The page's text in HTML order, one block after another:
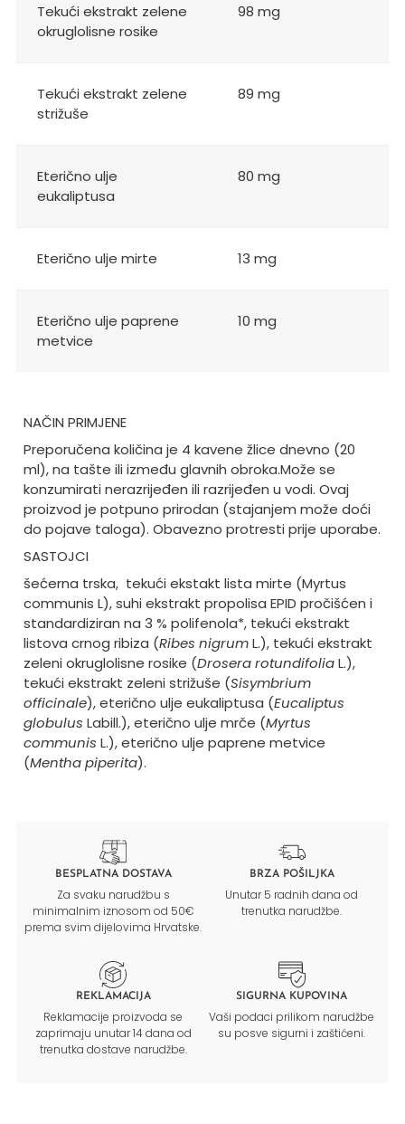
Tekući ekstrakt zelene
okruglolisne rosike
98 mg
Tekući ekstrakt zelene
strižuše
89 mg
Eterično ulje
eukaliptusa
80 mg
Eterično ulje mirte 13 mg
Eterično ulje paprene
metvice
10 mg
NAČIN PRIMJENE
Preporučena količina je 4 kavene žlice dnevno (20
ml), na tašte ili između glavnih obroka.Može se
konzumirati nerazrijeđen ili razrijeđen u vodi. Ovaj
proizvod je potpuno prirodan (stajanjem može doći
do pojave taloga). Obavezno protresti prije uporabe.
SASTOJCI
šećerna trska, tekući ekstakt lista mirte (Myrtus
communis L), suhi ekstrakt propolisa EPID pročišćen i
standardiziran na 3 % polifenola*, tekući ekstrakt
listova crnog ribiza (Ribes nigrumL.), tekući ekstrakt
zeleni okruglolisne rosike (Drosera rotundifoliaL.),
tekući ekstrakt zeleni strižuše (Sisymbrium
officinale), eterično ulje eukaliptusa (Eucaliptus
globulus Labill.), eterično ulje mrče (Myrtus
communis L.), eterično ulje paprene metvice
(Mentha piperita).
BESPLATNA DOSTAVA
Za svaku narudžbu s
minimalnim iznosom od 50€
prema svim dijelovima Hrvatske.
BRZA POŠILJKA
Unutar 5 radnih dana od
trenutka narudžbe.
REKLAMACIJA
Reklamacije proizvoda se
zaprimaju unutar 14 dana od
trenutka dostave narudžbe.
SIGURNA KUPOVINA
Vaši podaci prilikom narudžbe
su posve sigurni i zaštićeni.